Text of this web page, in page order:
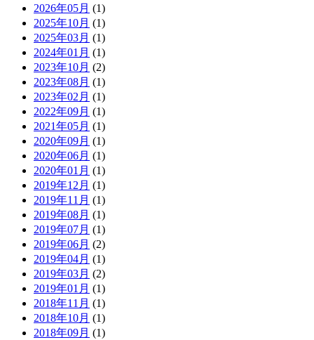
2026年05月 (1)
2025年10月 (1)
2025年03月 (1)
2024年01月 (1)
2023年10月 (2)
2023年08月 (1)
2023年02月 (1)
2022年09月 (1)
2021年05月 (1)
2020年09月 (1)
2020年06月 (1)
2020年01月 (1)
2019年12月 (1)
2019年11月 (1)
2019年08月 (1)
2019年07月 (1)
2019年06月 (2)
2019年04月 (1)
2019年03月 (2)
2019年01月 (1)
2018年11月 (1)
2018年10月 (1)
2018年09月 (1)